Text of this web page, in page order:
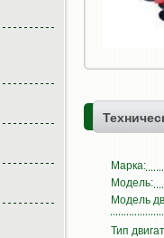
Марка:
Модель:
Модель
Тип